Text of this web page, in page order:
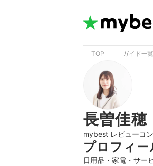
TOP ガイド一覧
長曽佳穂
mybest レビューコ
プロフィー
日用品・家電・サー